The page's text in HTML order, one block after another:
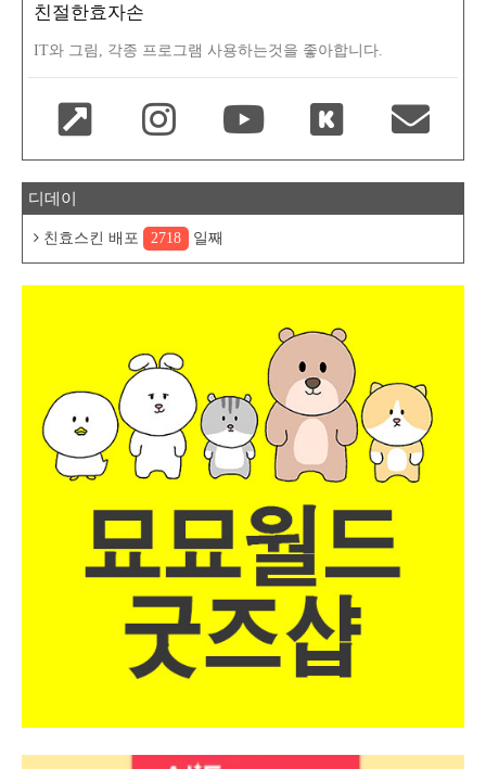
친절한효자손
IT와 그림, 각종 프로그램 사용하는것을 좋아합니다.
디데이
친효스킨 배포 2718 일째